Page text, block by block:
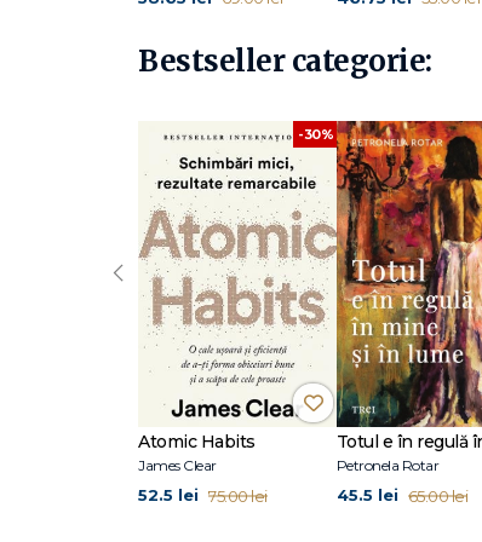
Bestseller categorie:
-30%
Atomic Habits
James Clear
52.5 lei 75.00 lei
Petronela Rotar
45.5 lei 65.00 lei
‹